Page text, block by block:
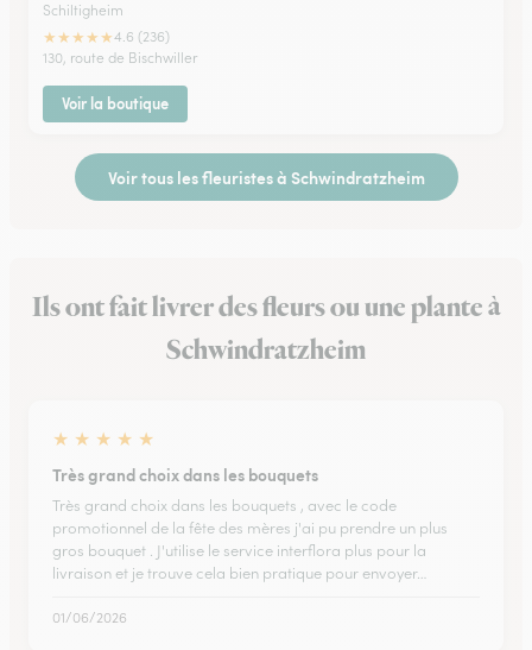
Schiltigheim
★★★★★4.6 (236)
130, route de Bischwiller
Voir la boutique
Voir tous les fleuristes à Schwindratzheim
Ils ont fait livrer des fleurs ou une plante à
Schwindratzheim
★ ★ ★ ★ ★
Très grand choix dans les bouquets
Très grand choix dans les bouquets , avec le code
promotionnel de la fête des mères j'ai pu prendre un plus
gros bouquet . J'utilise le service interflora plus pour la
livraison et je trouve cela bien pratique pour envoyer…
01/06/2026